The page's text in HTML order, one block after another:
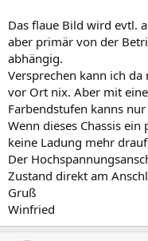
Das flaue Bild wird evtl.
aber primär von der
abhängig.
Versprechen kann ich
vor Ort nix. Aber mit
Farbendstufen kanns
Wenn dieses Chassis
keine Ladung mehr
Der
Zustand direkt am
Gruß
Winfried